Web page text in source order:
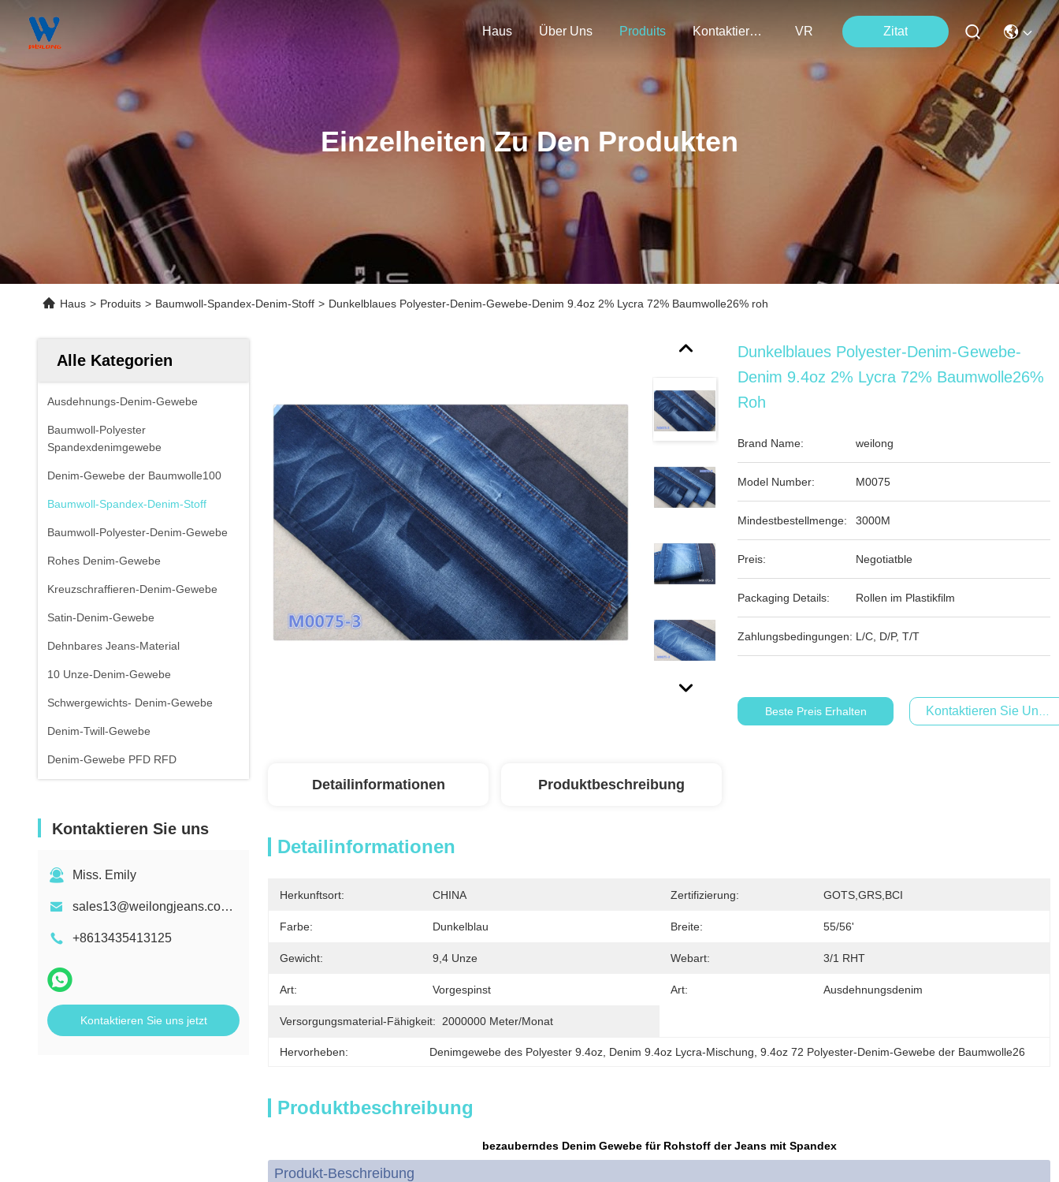
Haus Über Uns Produits Kontaktieren Sie Uns VR Zitat
Einzelheiten Zu Den Produkten
Haus > Produits > Baumwoll-Spandex-Denim-Stoff > Dunkelblaues Polyester-Denim-Gewebe-Denim 9.4oz 2% Lycra 72% Baumwolle26% roh
Alle Kategorien
Ausdehnungs-Denim-Gewebe
Baumwoll-Polyester
Spandexdenimgewebe
Denim-Gewebe der Baumwolle100
Baumwoll-Spandex-Denim-Stoff
Baumwoll-Polyester-Denim-Gewebe
Rohes Denim-Gewebe
Kreuzschraffieren-Denim-Gewebe
Satin-Denim-Gewebe
Dehnbares Jeans-Material
10 Unze-Denim-Gewebe
Schwergewichts- Denim-Gewebe
Denim-Twill-Gewebe
Denim-Gewebe PFD RFD
Kontaktieren Sie uns
Miss. Emily
sales13@weilongjeans.com.cn
+8613435413125
Kontaktieren Sie uns jetzt
Dunkelblaues Polyester-Denim-Gewebe-
Denim 9.4oz 2% Lycra 72% Baumwolle26%
Roh
Brand Name: weilong
Model Number: M0075
Mindestbestellmenge: 3000M
Preis: Negotiatble
Packaging Details: Rollen im Plastikfilm
Zahlungsbedingungen: L/C, D/P, T/T
Beste Preis Erhalten Kontaktieren Sie Uns
Detailinformationen Produktbeschreibung
Detailinformationen
Herkunftsort: CHINA Zertifizierung: GOTS,GRS,BCI
Farbe: Dunkelblau Breite: 55/56'
Gewicht: 9,4 Unze Webart: 3/1 RHT
Art: Vorgespinst Art: Ausdehnungsdenim
Versorgungsmaterial-Fähigkeit: 2000000 Meter/Monat
Hervorheben: Denimgewebe des Polyester 9.4oz, Denim 9.4oz Lycra-Mischung 9.4oz 72 Polyester-Denim-Gewebe der Baumwolle26
Produktbeschreibung
bezauberndes Denim Gewebe für Rohstoff der Jeans mit Spandex
Produkt-Beschreibung